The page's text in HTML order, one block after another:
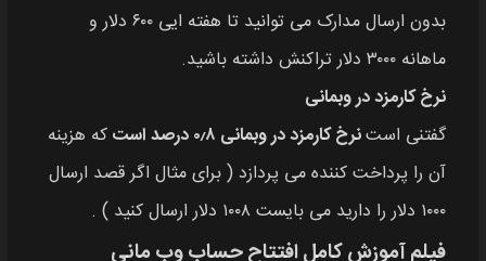
بدون ارسال مدارک می توانید تا هفته ایی ۶۰۰ دلار و
ماهانه ۳۰۰۰ دلار تراکنش داشته باشید.
نرخ کارمزد در وبمانی
گفتنی استنرخ کارمزد در وبمانی ۰٫۸ درصد است
که هزینه
آن را پرداخت کننده می پردازد ( برای مثال اگر قصد ارسال
۱۰۰۰ دلار را دارید می بایست ۱۰۰۸ دلار ارسال کنید ) .
فیلم آموزش کامل افتتاح حساب وب مانی